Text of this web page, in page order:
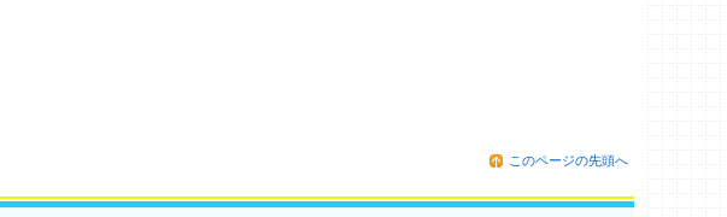
このページの先頭へ